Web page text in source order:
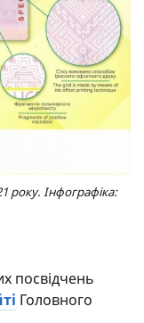
року. Інфографіка:
посвідчень
Головного